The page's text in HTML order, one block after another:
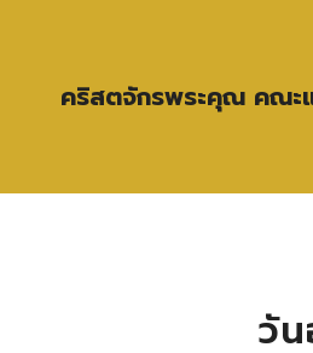
คริสตจักรพระคุณ คณ
วั